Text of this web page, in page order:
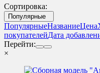
Сортировка:
Популярные
ПопулярныеНазваниеЦена
покупателейДата
Перейти:
×